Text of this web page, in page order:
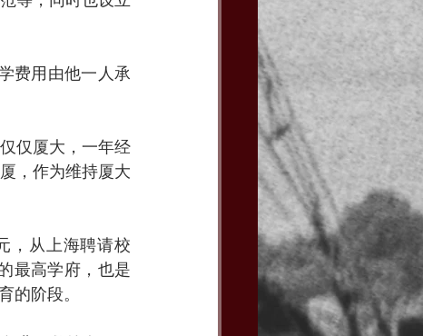
费用由他一人承
仅厦大，一年经
，作为维持厦大
，从上海聘请校
最高学府，也是
的阶段。